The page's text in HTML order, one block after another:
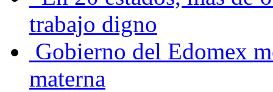
trabajo digno
Gobierno del Edomex
materna